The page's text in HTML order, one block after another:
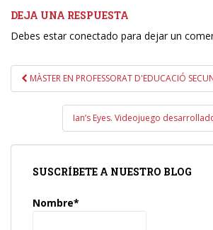
DEJA UNA RESPUESTA
Debes estar conectado para dejar un
Navegación
de
entradas
MÀSTER EN PROFESSORAT D'EDUCACIÓ
Ian’s Eyes. Videojuego
SUSCRÍBETE A NUESTRO BLOG
Nombre*